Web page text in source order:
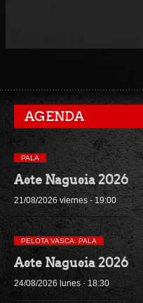
AGENDA
PALA
Aste Nagusia 2026
21/08/2026 viernes - 19:00
PELOTA VASCA: PALA
Aste Nagusia 2026
24/08/2026 lunes · 18:30